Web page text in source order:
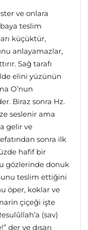
ve onlara
teslim
küçüktür,
anlayamazlar,
Sağ tarafı
elini yüzünün
O’nun
Biraz sonra Hz.
seslenir ama
gelir ve
sonra ilk
hafif bir
gözlerinde donuk
teslim ettiğini
öper, koklar ve
narin çiçeği işte
(sav)
der ve dışarı